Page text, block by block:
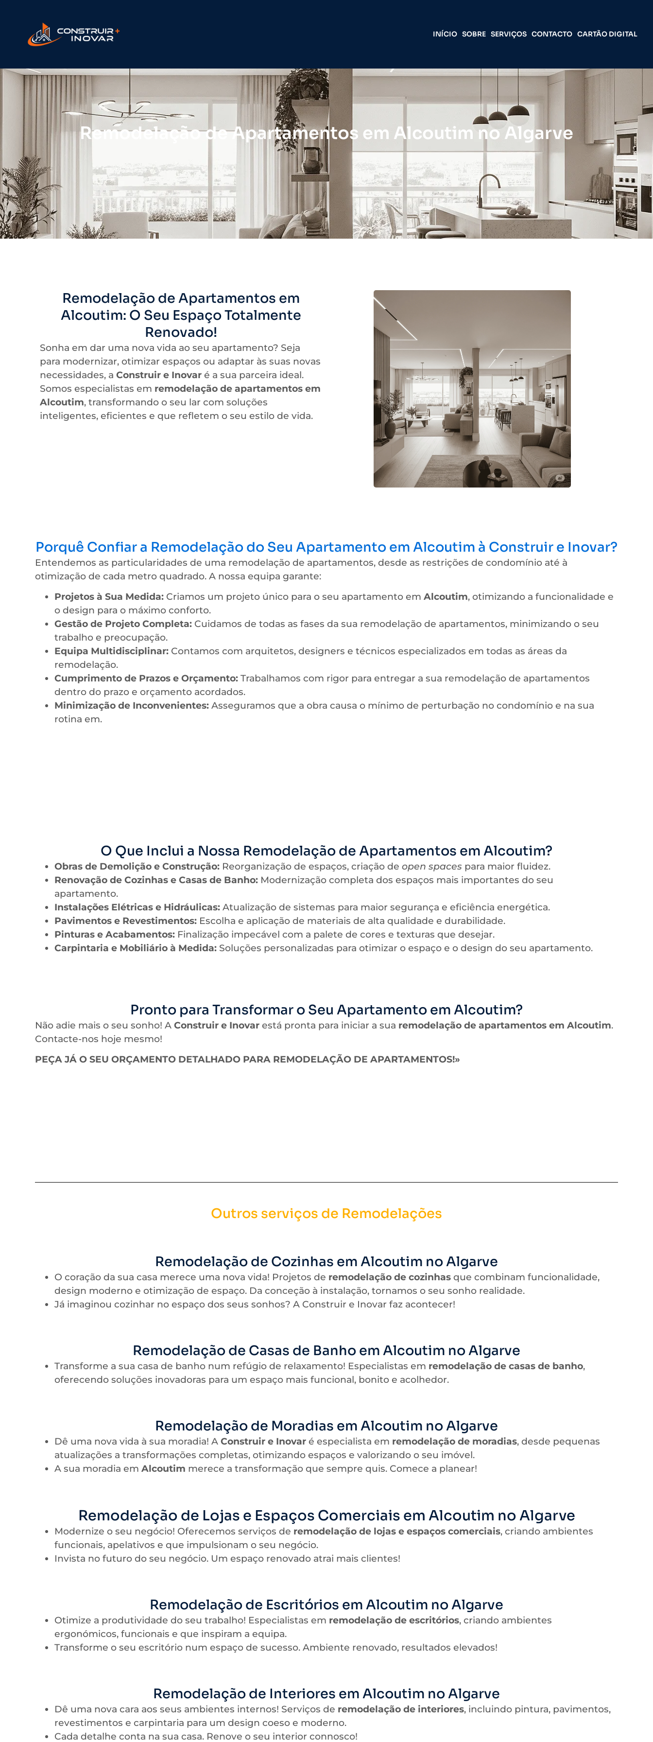
INÍCIO SOBRE SERVIÇOS CONTACTO CARTÃO DIGITAL
Remodelação de Apartamentos em Alcoutim no Algarve
Remodelação de Apartamentos em
Alcoutim: O Seu Espaço Totalmente
Renovado!
Sonha em dar uma nova vida ao seu apartamento? Seja
para modernizar, otimizar espaços ou adaptar às suas novas
necessidades, a Construir e Inovar é a sua parceira ideal.
Somos especialistas em remodelação de apartamentos em
Alcoutim, transformando o seu lar com soluções
inteligentes, eficientes e que refletem o seu estilo de vida.
Porquê Confiar a Remodelação do Seu Apartamento em Alcoutim à Construir e Inovar?
Entendemos as particularidades de uma remodelação de apartamentos, desde as restrições de condomínio até à
otimização de cada metro quadrado. A nossa equipa garante:
Projetos à Sua Medida: Criamos um projeto único para o seu apartamento em Alcoutim, otimizando a funcionalidade e
o design para o máximo conforto.
Gestão de Projeto Completa: Cuidamos de todas as fases da sua remodelação de apartamentos, minimizando o seu
trabalho e preocupação.
Equipa Multidisciplinar: Contamos com arquitetos, designers e técnicos especializados em todas as áreas da
remodelação.
Cumprimento de Prazos e Orçamento: Trabalhamos com rigor para entregar a sua remodelação de apartamentos
dentro do prazo e orçamento acordados.
Minimização de Inconvenientes: Asseguramos que a obra causa o mínimo de perturbação no condomínio e na sua
rotina em.
O Que Inclui a Nossa Remodelação de Apartamentos em Alcoutim?
Obras de Demolição e Construção: Reorganização de espaços, criação de open spaces para maior fluidez.
Renovação de Cozinhas e Casas de Banho: Modernização completa dos espaços mais importantes do seu
apartamento.
Instalações Elétricas e Hidráulicas: Atualização de sistemas para maior segurança e eficiência energética.
Pavimentos e Revestimentos: Escolha e aplicação de materiais de alta qualidade e durabilidade.
Pinturas e Acabamentos: Finalização impecável com a palete de cores e texturas que desejar.
Carpintaria e Mobiliário à Medida: Soluções personalizadas para otimizar o espaço e o design do seu apartamento.
Pronto para Transformar o Seu Apartamento em Alcoutim?
Não adie mais o seu sonho! A Construir e Inovar está pronta para iniciar a sua remodelação de apartamentos em Alcoutim.
Contacte-nos hoje mesmo!
PEÇA JÁ O SEU ORÇAMENTO DETALHADO PARA REMODELAÇÃO DE APARTAMENTOS!»
Outros serviços de Remodelações
Remodelação de Cozinhas em Alcoutim no Algarve
O coração da sua casa merece uma nova vida! Projetos de remodelação de cozinhas que combinam funcionalidade,
design moderno e otimização de espaço. Da conceção à instalação, tornamos o seu sonho realidade.
Já imaginou cozinhar no espaço dos seus sonhos? A Construir e Inovar faz acontecer!
Remodelação de Casas de Banho em Alcoutim no Algarve
Transforme a sua casa de banho num refúgio de relaxamento! Especialistas em remodelação de casas de banho,
oferecendo soluções inovadoras para um espaço mais funcional, bonito e acolhedor.
Remodelação de Moradias em Alcoutim no Algarve
Dê uma nova vida à sua moradia! A Construir e Inovar é especialista em remodelação de moradias, desde pequenas
atualizações a transformações completas, otimizando espaços e valorizando o seu imóvel.
A sua moradia em Alcoutim merece a transformação que sempre quis. Comece a planear!
Remodelação de Lojas e Espaços Comerciais em Alcoutim no Algarve
Modernize o seu negócio! Oferecemos serviços de remodelação de lojas e espaços comerciais, criando ambientes
funcionais, apelativos e que impulsionam o seu negócio.
Invista no futuro do seu negócio. Um espaço renovado atrai mais clientes!
Remodelação de Escritórios em Alcoutim no Algarve
Otimize a produtividade do seu trabalho! Especialistas em remodelação de escritórios, criando ambientes
ergonómicos, funcionais e que inspiram a equipa.
Transforme o seu escritório num espaço de sucesso. Ambiente renovado, resultados elevados!
Remodelação de Interiores em Alcoutim no Algarve
Dê uma nova cara aos seus ambientes internos! Serviços de remodelação de interiores, incluindo pintura, pavimentos,
revestimentos e carpintaria para um design coeso e moderno.
Cada detalhe conta na sua casa. Renove o seu interior connosco!